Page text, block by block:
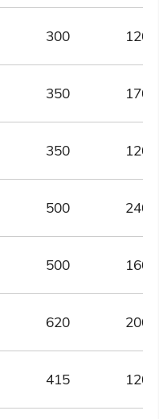
300 1200
350 1700
350 1200
500 2400
500 1600
620 2000
415 1200